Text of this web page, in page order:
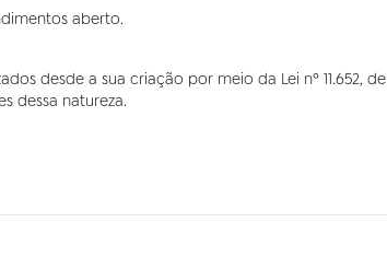
aberto.
desde a sua criação por meio da Lei nº 11.652, de
dessa natureza.